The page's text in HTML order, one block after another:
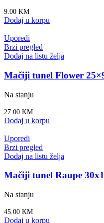
9.00 KM
Dodaj u korpu
Uporedi
Brzi pregled
Dodaj na listu želja
Mačiji tunel Flower
Na stanju
27.00 KM
Dodaj u korpu
Uporedi
Brzi pregled
Dodaj na listu želja
Mačiji tunel Raupe
Na stanju
45.00 KM
Dodaj u korpu